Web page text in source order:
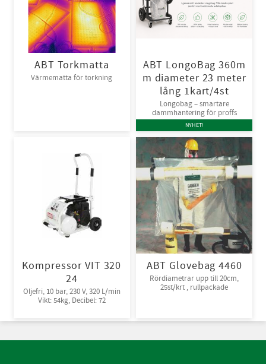
ABT Torkmatta
Värmematta för torkning
ABT LongoBag 360m
m diameter 23 meter
lång 1kart/4st
Longobag – smartare
dammhantering för proffs
NYHET!
Kompressor VIT 320
24
Oljefri, 10 bar, 230 V, 320 L/min
Vikt: 54kg, Decibel: 72
ABT Glovebag 4460
Rördiametrar upp till 20cm,
25st/krt , rullpackade